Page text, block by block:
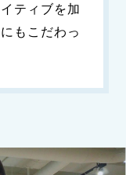
ティブを加
もこだわっ